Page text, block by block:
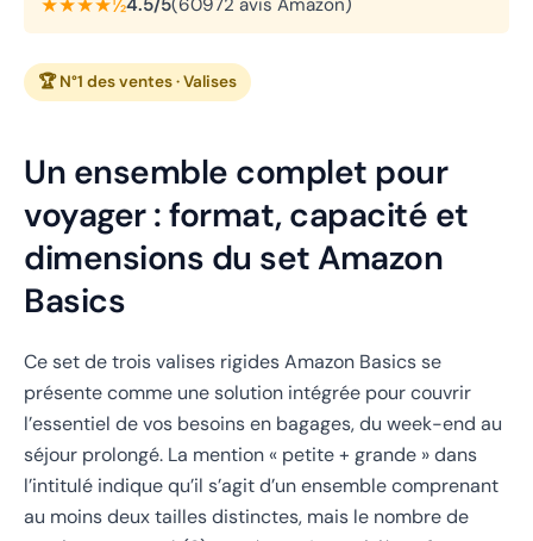
🏆 N°1 des ventes · Valises
Un ensemble complet pour
voyager : format, capacité et
dimensions du set Amazon
Basics
Ce set de trois valises rigides Amazon Basics se
présente comme une solution intégrée pour couvrir
l’essentiel de vos besoins en bagages, du week-end au
séjour prolongé. La mention « petite + grande » dans
l’intitulé indique qu’il s’agit d’un ensemble comprenant
au moins deux tailles distinctes, mais le nombre de